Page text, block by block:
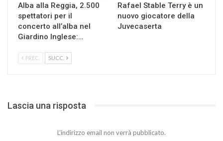
Alba alla Reggia, 2.500
spettatori per il
concerto all’alba nel
Giardino Inglese:…
Rafael Stable Terry è un
nuovo giocatore della
Juvecaserta
PREC. SUCC.
Lascia una risposta
L'indirizzo email non verrà pubblicato.